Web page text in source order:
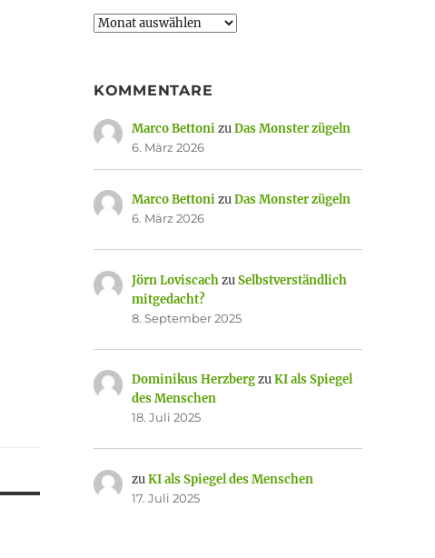
Archiv
KOMMENTARE
Marco BettonizuDas Monster zügeln
6. März 2026
Marco BettonizuDas Monster zügeln
6. März 2026
Jörn LoviscachzuSelbstverständlich
mitgedacht?
8. September 2025
Dominikus HerzbergzuKI als Spiegel
des Menschen
18. Juli 2025
zuKI als Spiegel des Menschen
17. Juli 2025